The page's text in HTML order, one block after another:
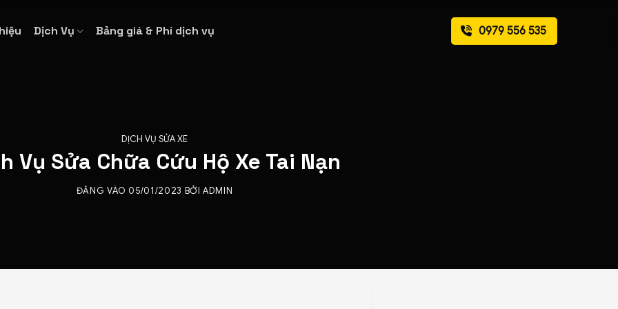
Dịch Vụ Bảng giá & Phí dịch vụ 0979 556 535
DỊCH VỤ SỬA XE
Vụ Sửa Chữa Cứu Hộ Xe Tai Nạn
ĐĂNG VÀO 05/01/2023 BỞIADMIN